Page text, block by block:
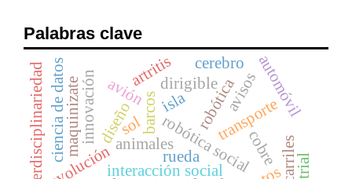
Palabras clave
robótica
robótica social
interacción social
diseño
transporte
evoluciónanimales
rueda
barcos automóvil
dirigible
avión
maquinizateinnovación
interdisciplinariedadciencia de datos sol
cobre
artritis cerebro
isla avisos